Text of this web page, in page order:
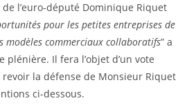
l’euro-député Dominique Riquet
pour les petites entreprises de
modèles commerciaux collaboratifs” a
plénière. Il fera l’objet d’un vote
revoir la défense de Monsieur Riquet
ci-dessous.